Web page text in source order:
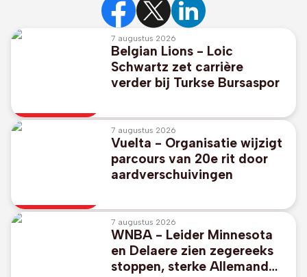
7 augustus 2026
Belgian Lions - Loic
Schwartz zet carrière
verder bij Turkse Bursaspor
7 augustus 2026
Vuelta - Organisatie wijzigt
parcours van 20e rit door
aardverschuivingen
7 augustus 2026
WNBA - Leider Minnesota
en Delaere zien zegereeks
stoppen, sterke Allemand